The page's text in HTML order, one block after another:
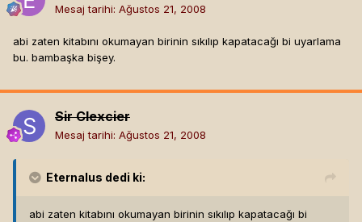
Mesaj tarihi: Ağustos 21, 2008
abi zaten kitabını okumayan birinin sıkılıp kapatacağı bi uyarlama
bu. bambaşka bişey.
Sir Clexcier
Mesaj tarihi: Ağustos 21, 2008
Eternalus dedi ki:
abi zaten kitabını okumayan birinin sıkılıp kapatacağı bi